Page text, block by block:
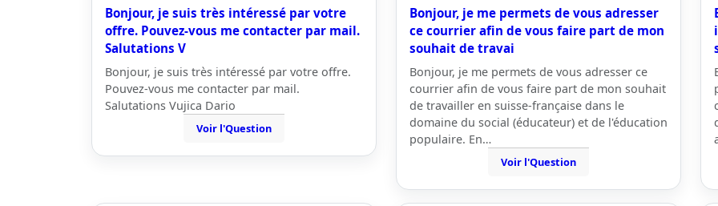
Bonjour, je suis très intéressé par votre
offre. Pouvez-vous me contacter par mail.
Salutations V
Bonjour, je suis très intéressé par votre offre.
Pouvez-vous me contacter par mail.
Salutations Vujica Dario
Voir l'Question
Bonjour, je me permets de vous adresser
ce courrier afin de vous faire part de mon
souhait de travai
Bonjour, je me permets de vous adresser ce
courrier afin de vous faire part de mon souhait
de travailler en suisse-française dans le
domaine du social (éducateur) et de l'éducation
populaire. En…
Voir l'Question